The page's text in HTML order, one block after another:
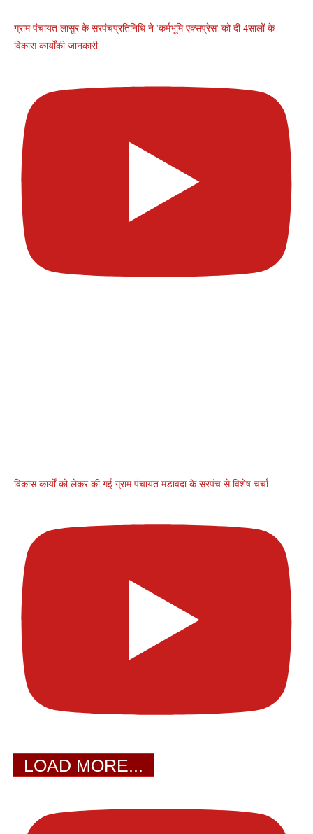
ग्राम पंचायत लासुर के सरपंचप्रतिनिधि ने 'कर्मभूमि एक्सप्रेस' को दी 4सालों के
विकास कार्योंकी जानकारी
विकास कार्यों को लेकर की गई ग्राम पंचायत मडावदा के सरपंच से विशेष चर्चा
LOAD MORE...